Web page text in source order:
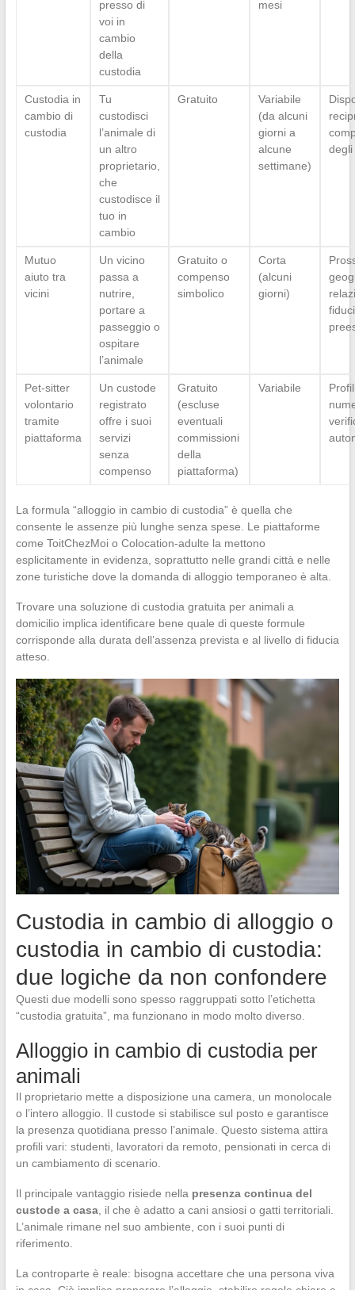
presso di
voi in
cambio
della
custodia
mesi
Custodia in
cambio di
custodia
Tu
custodisci
l’animale di
un altro
proprietario,
che
custodisce il
tuo in
cambio
Gratuito
Variabile
(da alcuni
giorni a
alcune
settimane)
degli
Mutuo
aiuto tra
vicini
Un vicino
passa a
nutrire,
portare a
passeggio o
ospitare
l’animale
Gratuito o
compenso
simbolico
Corta
(alcuni
giorni)
Pet-sitter
volontario
tramite
piattaforma
Un custode
registrato
offre i suoi
servizi
senza
compenso
Gratuito
(escluse
eventuali
commissioni
della
piattaforma)
Variabile
La formula “alloggio in cambio di custodia” è quella che
consente le assenze più lunghe senza spese. Le piattaforme
come ToitChezMoi o Colocation-adulte la mettono
esplicitamente in evidenza, soprattutto nelle grandi città e nelle
zone turistiche dove la domanda di alloggio temporaneo è alta.
Trovare una soluzione di custodia gratuita per animali a
domicilio implica identificare bene quale di queste formule
corrisponde alla durata dell’assenza prevista e al livello di fiducia
atteso.
Custodia in cambio di alloggio o
custodia in cambio di custodia:
due logiche da non confondere
Questi due modelli sono spesso raggruppati sotto l’etichetta
“custodia gratuita”, ma funzionano in modo molto diverso.
Alloggio in cambio di custodia per
animali
Il proprietario mette a disposizione una camera, un monolocale
o l’intero alloggio. Il custode si stabilisce sul posto e garantisce
la presenza quotidiana presso l’animale. Questo sistema attira
profili vari: studenti, lavoratori da remoto, pensionati in cerca di
un cambiamento di scenario.
Il principale vantaggio risiede nella presenza continua del
custode a casa, il che è adatto a cani ansiosi o gatti territoriali.
L’animale rimane nel suo ambiente, con i suoi punti di
riferimento.
La controparte è reale: bisogna accettare che una persona viva